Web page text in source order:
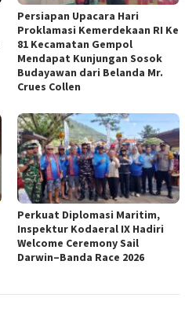
Persiapan Upacara Hari
Proklamasi Kemerdekaan RI Ke
81 Kecamatan Gempol
Mendapat Kunjungan Sosok
Budayawan dari Belanda Mr.
Crues Collen
Perkuat Diplomasi Maritim,
Inspektur Kodaeral IX Hadiri
Welcome Ceremony Sail
Darwin–Banda Race 2026